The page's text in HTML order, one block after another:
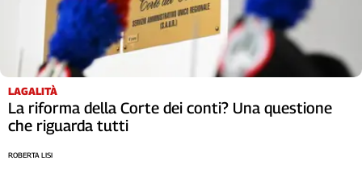
Cerca
Contatti
La
redazione
LAGALITÀ
La riforma della Corte dei conti? Una questione
che riguarda tutti
ROBERTA LISI